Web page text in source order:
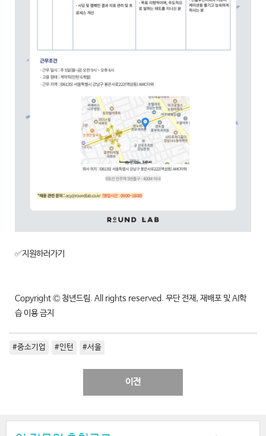
✅지원하러가기
Copyright Ⓒ 청년드림. All rights reserved. 무단 전재, 재배포 및 AI학
습 이용 금지
#중소기업 #인턴 #서울
이전